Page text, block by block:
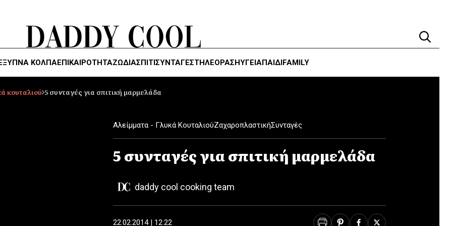
ΚΌΛΠΑΕΠΙΚΑΙΡΟΤΗΤΑΖΏΔΙΑΣΠΙΤΙΣΥΝΤΑΓΕΣΤΗΛΕΌΡΑΣΗΥΓΕΊΑΠΑΙΔΙFAMILY
κουταλιού 5 συνταγές για σπιτική μαρμελάδα
Αλείμματα - Γλυκά ΚουταλιούΖαχαροπλαστικήΣυνταγές
5 συνταγές για σπιτική μαρμελάδα
daddy cool cooking team
22.02.2014 | 12:22